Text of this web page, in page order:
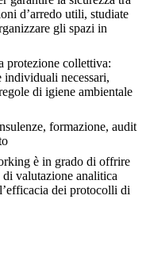
d’arredo utili, studiate
gli spazi in
protezione collettiva:
necessari,
di igiene ambientale
formazione, audit
è in grado di offrire
valutazione analitica
dei protocolli di